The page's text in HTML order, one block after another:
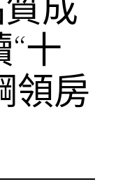
十
領房